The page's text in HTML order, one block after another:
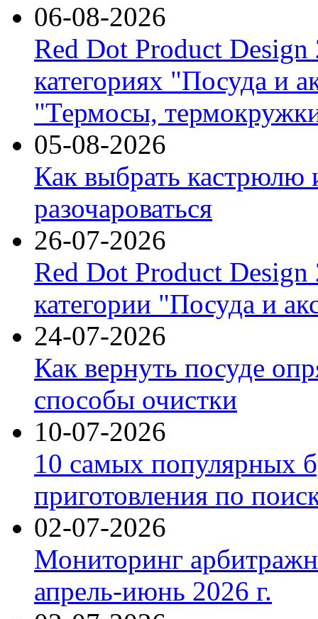
06-08-2026
Red Dot Product Design
категориях "Посуда и
"Термосы,
05-08-2026
Как выбрать кастрюлю
разочароваться
26-07-2026
Red Dot Product Design
категории "Посуда и
24-07-2026
Как вернуть посуде
способы очистки
10-07-2026
10 самых популярных
приготовления по
02-07-2026
Мониторинг
апрель-июнь 2026 г.